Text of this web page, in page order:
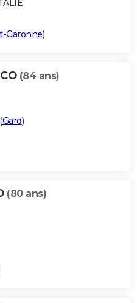
Garonne)
(84 ans)
(Gard)
(80 ans)